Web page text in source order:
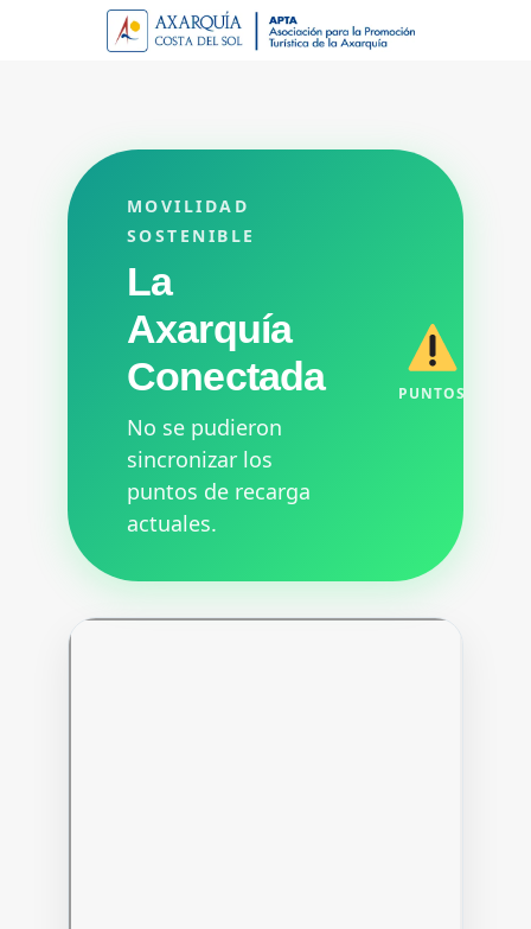
MOVILIDAD
SOSTENIBLE
La
Axarquía
Conectada
No se pudieron
sincronizar los
puntos de recarga
actuales.
PUNTOS